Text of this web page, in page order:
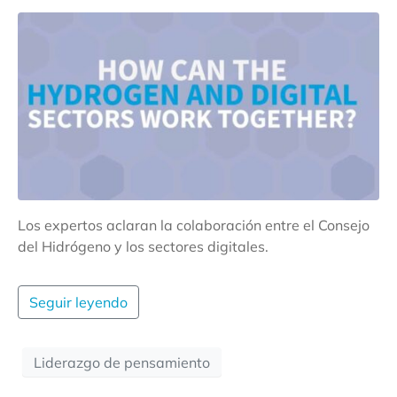
Los expertos aclaran la colaboración entre el Consejo
del Hidrógeno y los sectores digitales.
Seguir leyendo
Liderazgo de pensamiento